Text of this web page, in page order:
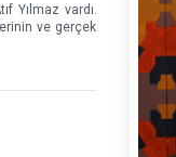
Yılmaz vardı.
ve gerçek